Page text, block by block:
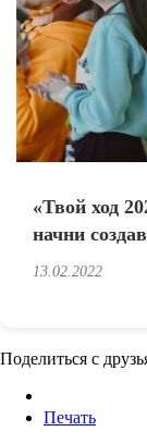
«Твой ход
начни
13.02.2022
Поделиться с
Печать